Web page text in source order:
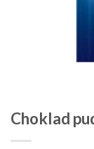
Choklad